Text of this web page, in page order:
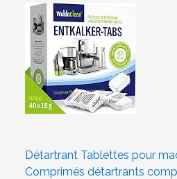
Détartrant Tablettes pour
Comprimés détartrants